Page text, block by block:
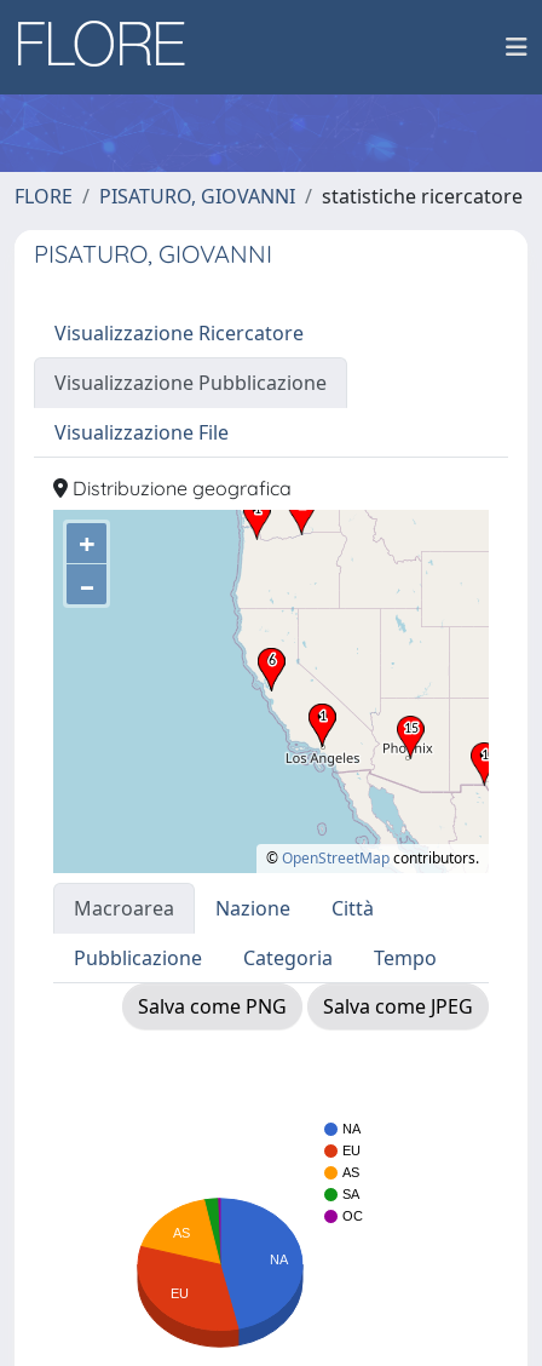
FLORE PISATURO, GIOVANNI statistiche ricercatore
PISATURO, GIOVANNI
Visualizzazione Ricercatore
Visualizzazione Pubblicazione
Visualizzazione File
Distribuzione geografica
+
–
©OpenStreetMapcontributors.
Macroarea Nazione
Città
Pubblicazione
Categoria
Tempo
Salva come PNG
Salva come JPEG
NA
EU
AS
SA
OC
NA
AS
EU